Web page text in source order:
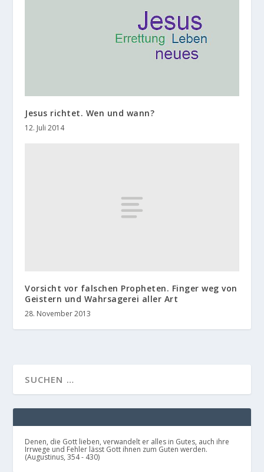
Jesus richtet. Wen und wann?
12. Juli 2014
Vorsicht vor falschen Propheten. Finger weg von
Geistern und Wahrsagerei aller Art
28. November 2013
Denen, die Gott lieben, verwandelt er alles in Gutes, auch ihre
Irrwege und Fehler lässt Gott ihnen zum Guten werden.
(Augustinus, 354 - 430)